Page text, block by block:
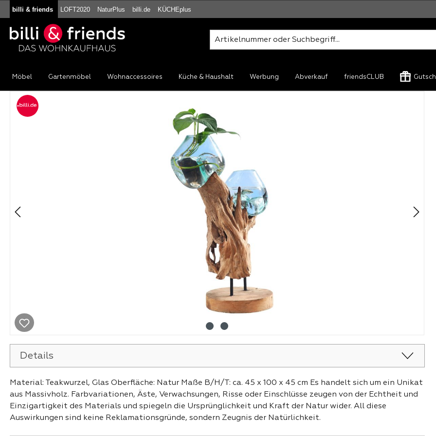
Hauptinhalt springen
Zur Suche springen
Zur Hauptnavigation springen
billi & friends LOFT2020 NaturPlus billi.de KÜCHEplus
Möbel Gartenmöbel Wohnaccessoires Küche & Haushalt Werbung Abverkauf friendsCLUB
Bildergalerie überspringen
Details
Material: Teakwurzel, Glas Oberfläche: Natur Maße B/H/T: ca. 45 x 100 x 45 cm Es handelt sich um ein Unikat
aus Massivholz. Farbvariationen, Äste, Verwachsungen, Risse oder Einschlüsse zeugen von der Echtheit und
Einzigartigkeit des Materials und spiegeln die Ursprünglichkeit und Kraft der Natur wider. All diese
Auswirkungen sind keine Reklamationsgründe, sondern Zeugnis der Natürlichkeit.